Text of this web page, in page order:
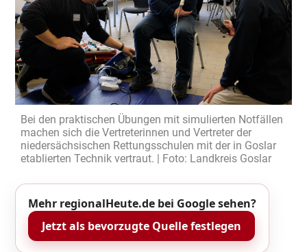
Bei den praktischen Übungen mit simulierten Notfällen
machen sich die Vertreterinnen und Vertreter der
niedersächsischen Rettungsschulen mit der in Goslar
etablierten Technik vertraut. | Foto: Landkreis Goslar
Mehr regionalHeute.de bei Google sehen?
Jetzt als bevorzugte Quelle festlegen